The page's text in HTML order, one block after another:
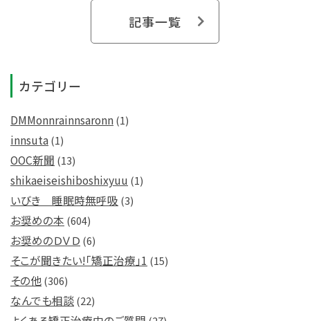
記事一覧
カテゴリー
DMMonnrainnsaronn(1)
innsuta(1)
OOC新聞 (13)
shikaeiseishiboshixyuu (1)
いびき 睡眠時無呼吸 (3)
お奨めの本 (604)
お奨めのＤＶＤ (6)
そこが聞きたい!「矯正治療」1 (15)
その他(306)
なんでも相談(22)